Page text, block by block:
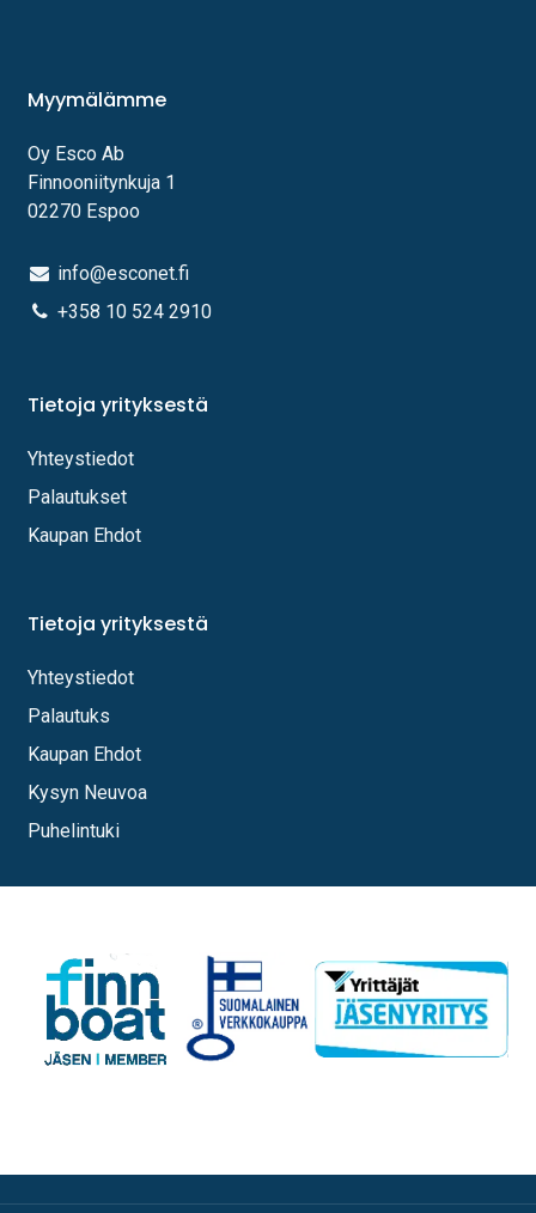
Myymälämme
Oy Esco Ab
Finnooniitynkuja 1
02270 Espoo
info@esconet.fi
+358 10 524 2910
Tietoja yrityksestä
Yhteystiedot
Palautukset
Kaupan Ehdot
Tietoja yrityksestä
Yhteystiedot
Palautuks
Kaupan Ehdot
Kysyn Neuvoa
Puhelintuki